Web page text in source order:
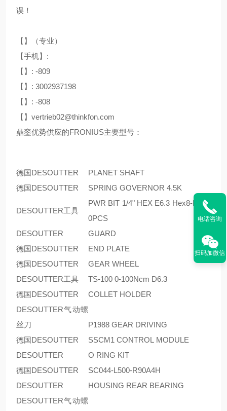
误！
【】（专业）
【手机】:
【】: -809
【】: 3002937198
【】: -808
【】vertrieb02@thinkfon.com
鼎銮优势供应的FRONIUS主要型号：
德国DESOUTTER
PLANET SHAFT
德国DESOUTTER
SPRING GOVERNOR 4.5K
DESOUTTER工具
PWR BIT 1/4" HEX E6.3 Hex8-L49 1
0PCS
DESOUTTER
GUARD
德国DESOUTTER
END PLATE
德国DESOUTTER
GEAR WHEEL
DESOUTTER工具
TS-100 0-100Ncm D6.3
德国DESOUTTER
COLLET HOLDER
DESOUTTER气动螺
丝刀
P1988 GEAR DRIVING
德国DESOUTTER
SSCM1 CONTROL MODULE
DESOUTTER
O RING KIT
德国DESOUTTER
SC044-L500-R90A4H
DESOUTTER
HOUSING REAR BEARING
DESOUTTER气动螺
电话咨询
扫码加微信